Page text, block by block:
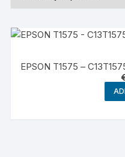
EPSON T1575 –